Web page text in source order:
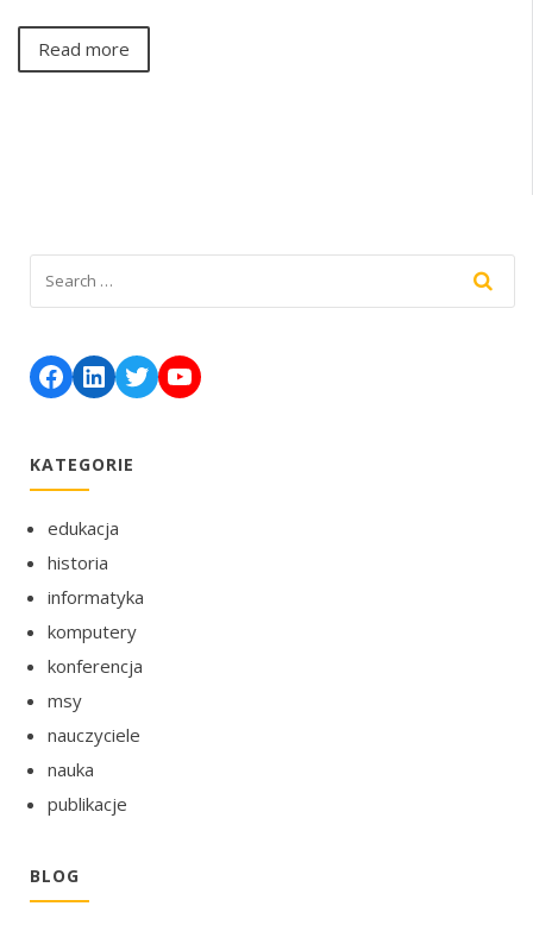
Read more
Facebook
LinkedIn
TwitterYouTube
KATEGORIE
edukacja
historia
informatyka
komputery
konferencja
msy
nauczyciele
nauka
publikacje
BLOG